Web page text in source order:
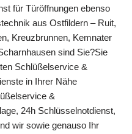
für Türöffnungen ebenso
aus Ostfildern – Ruit,
Kreuzbrunnen, Kemnater
sind Sie?Sie
Schlüßelservice &
in Ihrer Nähe
&
24h Schlüsselnotdienst,
wir sowie genauso Ihr